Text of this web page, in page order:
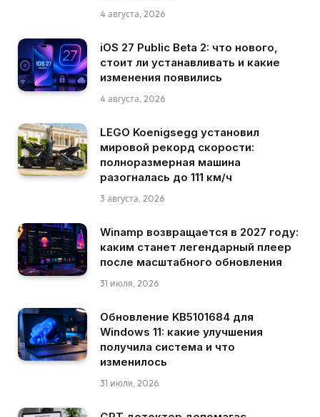
4 августа, 2026
iOS 27 Public Beta 2: что нового,
стоит ли устанавливать и какие
изменения появились
4 августа, 2026
LEGO Koenigsegg установил
мировой рекорд скорости:
полноразмерная машина
разогналась до 111 км/ч
3 августа, 2026
Winamp возвращается в 2027 году:
каким станет легендарный плеер
после масштабного обновления
31 июля, 2026
Обновление KB5101684 для
Windows 11: какие улучшения
получила система и что
изменилось
31 июля, 2026